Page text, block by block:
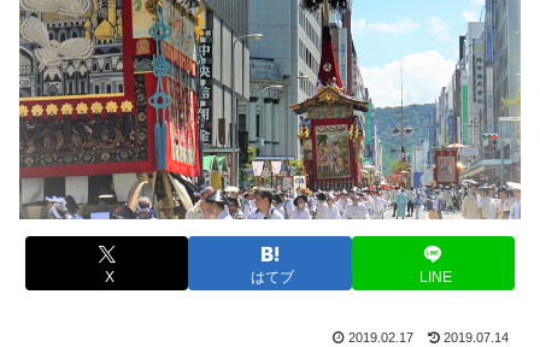
X はてブ LINE
2019.02.17 2019.07.14